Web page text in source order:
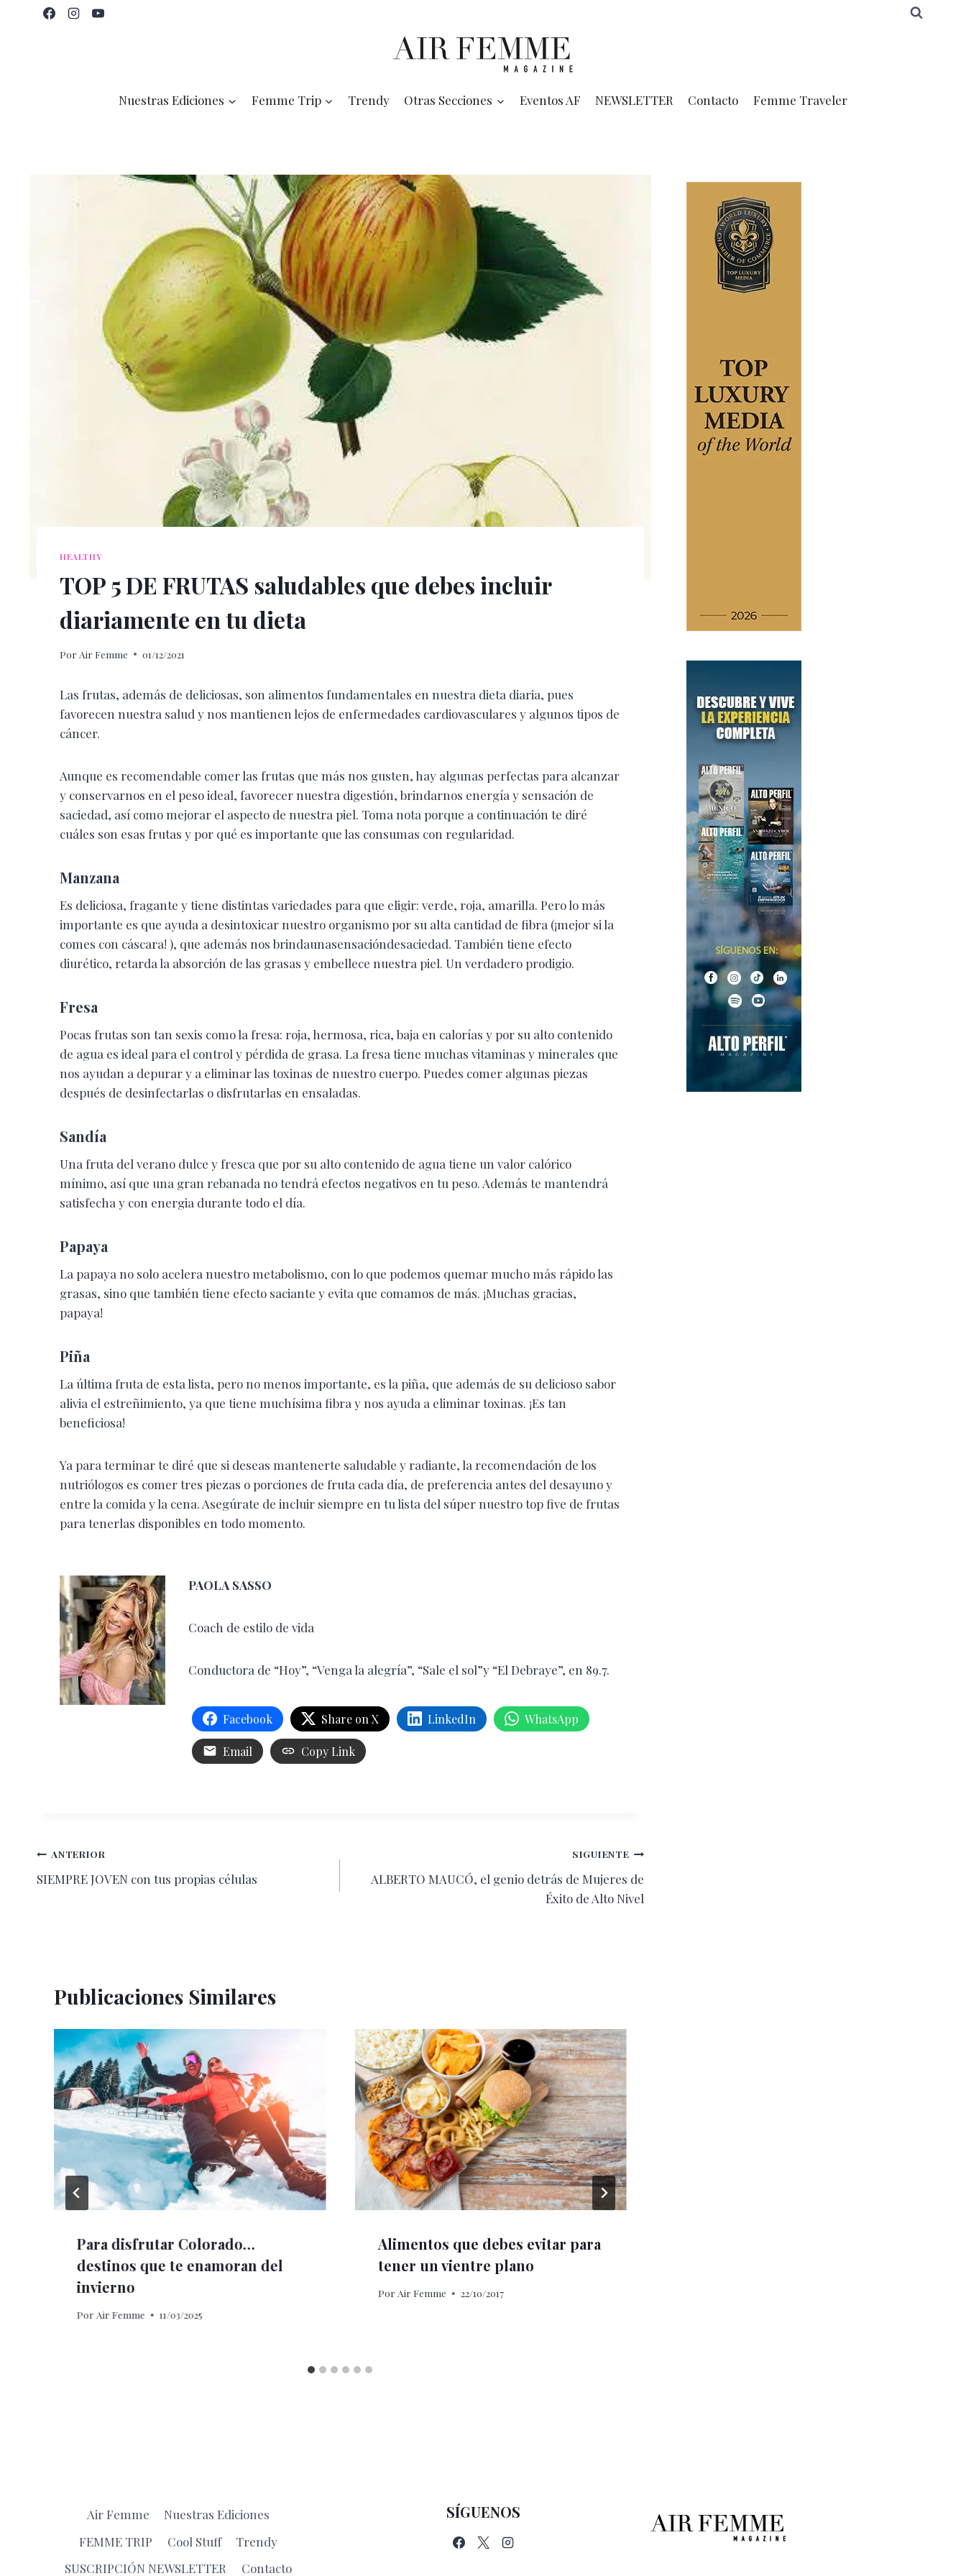
Nuestras Ediciones Femme Trip Trendy Otras Secciones Eventos AF NEWSLETTER Contacto Femme Traveler
HEALTHY
TOP 5 DE FRUTAS saludables que debes incluir
diariamente en tu dieta
Por Air Femme 01/12/2021
Las frutas, además de deliciosas, son alimentos fundamentales en nuestra dieta diaria, pues
favorecen nuestra salud y nos mantienen lejos de enfermedades cardiovasculares y algunos tipos de
cáncer.
Aunque es recomendable comer las frutas que más nos gusten, hay algunas perfectas para alcanzar
y conservarnos en el peso ideal, favorecer nuestra digestión, brindarnos energía y sensación de
saciedad, así como mejorar el aspecto de nuestra piel. Toma nota porque a continuación te diré
cuáles son esas frutas y por qué es importante que las consumas con regularidad.
Manzana
Es deliciosa, fragante y tiene distintas variedades para que eligir: verde, roja, amarilla. Pero lo más
importante es que ayuda a desintoxicar nuestro organismo por su alta cantidad de fibra (¡mejor si la
comes con cáscara! ), que además nos brindaunasensacióndesaciedad. También tiene efecto
diurético, retarda la absorción de las grasas y embellece nuestra piel. Un verdadero prodigio.
Fresa
Pocas frutas son tan sexis como la fresa: roja, hermosa, rica, baja en calorías y por su alto contenido
de agua es ideal para el control y pérdida de grasa. La fresa tiene muchas vitaminas y minerales que
nos ayudan a depurar y a eliminar las toxinas de nuestro cuerpo. Puedes comer algunas piezas
después de desinfectarlas o disfrutarlas en ensaladas.
Sandía
Una fruta del verano dulce y fresca que por su alto contenido de agua tiene un valor calórico
mínimo, así que una gran rebanada no tendrá efectos negativos en tu peso. Además te mantendrá
satisfecha y con energia durante todo el día.
Papaya
La papaya no solo acelera nuestro metabolismo, con lo que podemos quemar mucho más rápido las
grasas, sino que también tiene efecto saciante y evita que comamos de más. ¡Muchas gracias,
papaya!
Piña
La última fruta de esta lista, pero no menos importante, es la piña, que además de su delicioso sabor
alivia el estreñimiento, ya que tiene muchísima fibra y nos ayuda a eliminar toxinas. ¡Es tan
beneficiosa!
Ya para terminar te diré que si deseas mantenerte saludable y radiante, la recomendación de los
nutriólogos es comer tres piezas o porciones de fruta cada día, de preferencia antes del desayuno y
entre la comida y la cena. Asegúrate de incluir siempre en tu lista del súper nuestro top five de frutas
para tenerlas disponibles en todo momento.
PAOLA SASSO
Coach de estilo de vida
Conductora de “Hoy”, “Venga la alegría”, “Sale el sol”y “El Debraye”, en 89.7.
Facebook Share on X LinkedIn WhatsApp
Email Copy Link
Navegación
de
ANTERIOR
SIEMPRE JOVEN con tus propias células
SIGUIENTE
ALBERTO MAUCÓ, el genio detrás de Mujeres de
Éxito de Alto Nivel
Publicaciones Similares
Para disfrutar Colorado…
destinos que te enamoran del
invierno
Por Air Femme 11/03/2025
Alimentos que debes evitar para
tener un vientre plano
Por Air Femme 22/10/2017
Air Femme
Nuestras Ediciones
FEMME TRIP
Cool Stuff
Trendy
SUSCRIPCIÓN NEWSLETTER
Contacto
SÍGUENOS